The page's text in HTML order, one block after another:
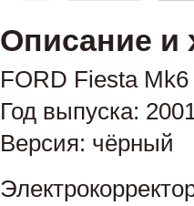
Описание и
FORD Fiesta Mk6
Год выпуска:
Версия: чёрный